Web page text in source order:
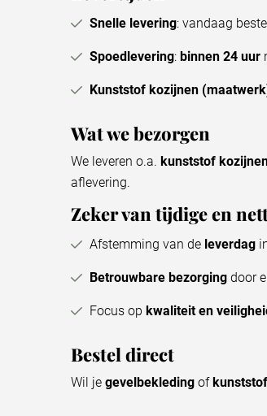
Snelle levering: vandaag
Spoedlevering: binnen 24 uur
Kunststof kozijnen
Wat we bezorgen
We leveren o.a. kunststof
aflevering.
Zeker van tijdige en
Afstemming van de leverdag
Betrouwbare bezorging door
Focus op kwaliteit en
Bestel direct
Wil je gevelbekleding of